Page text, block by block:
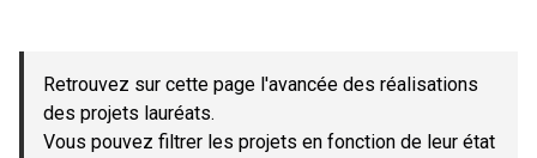
−
Retrouvez sur cette page l'avancée des réalisations
des projets lauréats.
Vous pouvez filtrer les projets en fonction de leur état